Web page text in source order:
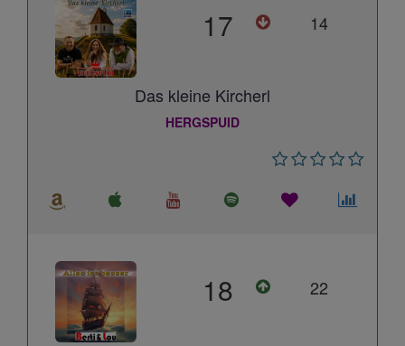
17 14
Das kleine Kircherl
HERGSPUID
18 22